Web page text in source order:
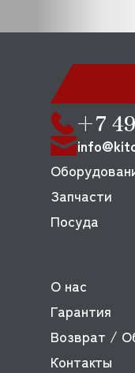
+7
Запчасти
Посуда
О нас
Гарантия
Возврат /
Контакты